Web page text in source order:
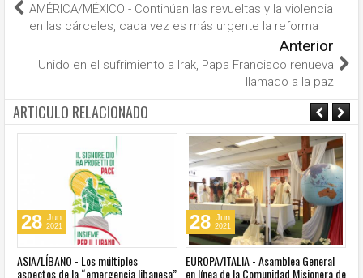
AMÉRICA/MÉXICO - Continúan las revueltas y la violencia
en las cárceles, cada vez es más urgente la reforma
Anterior
Unido en el sufrimiento a Irak, Papa Francisco renueva
llamado a la paz
ARTICULO RELACIONADO
28 Jun
2021
ASIA/LÍBANO - Los múltiples
aspectos de la “emergencia libanesa”
28 Jun
2021
EUROPA/ITALIA - Asamblea General
en línea de la Comunidad Misionera de